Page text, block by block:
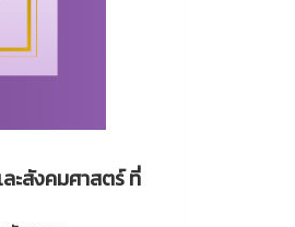
สังคมศาสตร์ ที่